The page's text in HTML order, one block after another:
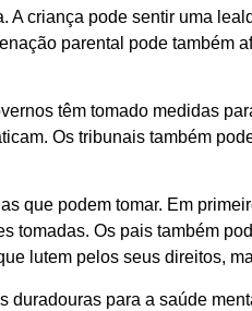
criança pode sentir uma
parental pode também
têm tomado medidas
Os tribunais também
que podem tomar. Em
Os pais também
lutem pelos seus direitos,
para a saúde